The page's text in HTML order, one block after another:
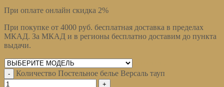
При оплате онлайн скидка 2%
При покупке от 4000 руб. бесплатная доставка в пределах
МКАД. За МКАД и в регионы бесплатно доставим до пункта
выдачи.
Количество Постельное белье Версаль тауп